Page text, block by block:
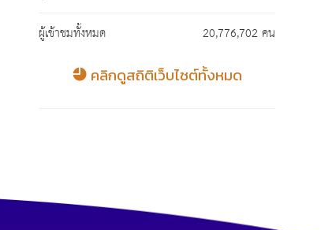
ผู้เข้าชมทั้งหมด
20,776,702 คน
คลิกดูสถิติเว็บไซต์ทั้งหมด